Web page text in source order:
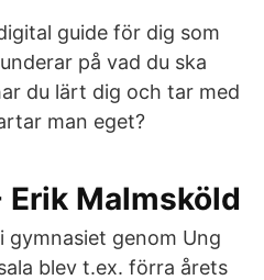
guide för dig som
på vad du ska
du lärt dig och tar med
man eget?
Malmsköld
gymnasiet genom Ung
blev t.ex. förra årets